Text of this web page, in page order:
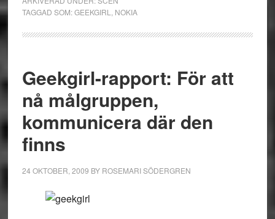
TAGGAD SOM:GEEKGIRL NOKIA
Geekgirl-rapport: För att
nå målgruppen,
kommunicera där den
finns
24 OKTOBER, 2009 BY ROSEMARI SÖDERGREN